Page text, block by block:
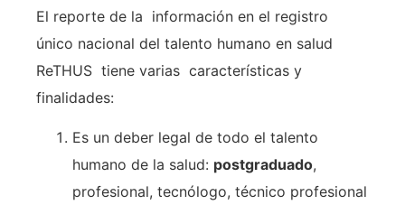
El reporte de la información en el registro
único nacional del talento humano en salud
ReTHUS tiene varias características y
finalidades:
Es un deber legal de todo el talento
humano de la salud: postgraduado,
profesional, tecnólogo, técnico profesional